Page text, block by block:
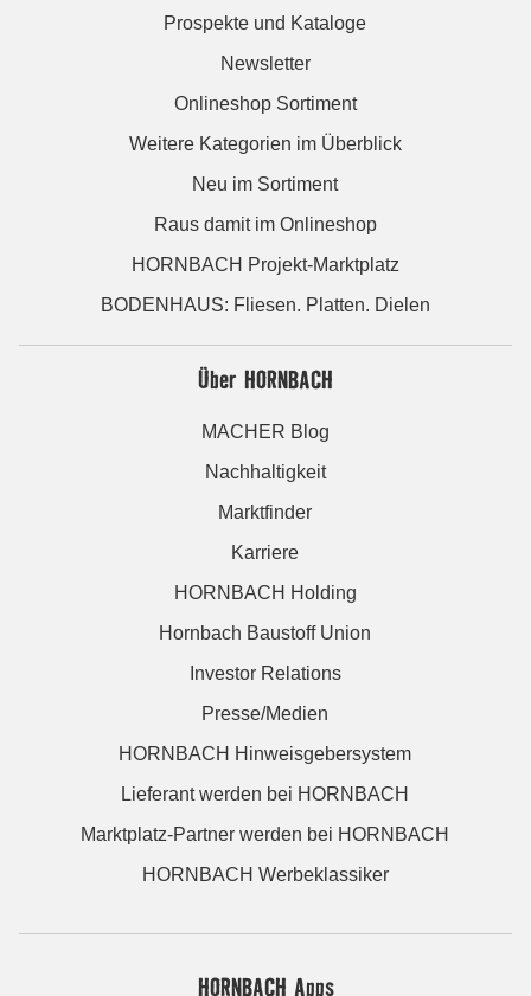
Prospekte und Kataloge
Newsletter
Onlineshop Sortiment
Weitere Kategorien im Überblick
Neu im Sortiment
Raus damit im Onlineshop
HORNBACH Projekt-Marktplatz
BODENHAUS: Fliesen. Platten. Dielen
Über HORNBACH
MACHER Blog
Nachhaltigkeit
Marktfinder
Karriere
HORNBACH Holding
Hornbach Baustoff Union
Investor Relations
Presse/Medien
HORNBACH Hinweisgebersystem
Lieferant werden bei HORNBACH
Marktplatz-Partner werden bei HORNBACH
HORNBACH Werbeklassiker
HORNBACH Apps